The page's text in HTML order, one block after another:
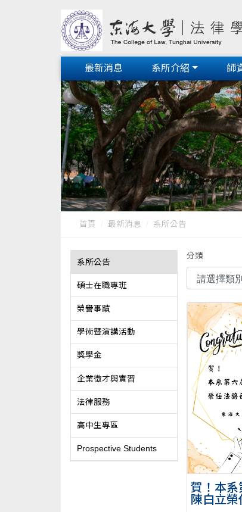
最新消息 系所介紹 師
首頁 最新消息 系所公告
系所公告
碩士在職專班
榮譽事蹟
學術暨演講活動
獎學金
企業徵才與實習
法律服務
高中生專區
Prospective Students
分類
賀！本系
陳白立